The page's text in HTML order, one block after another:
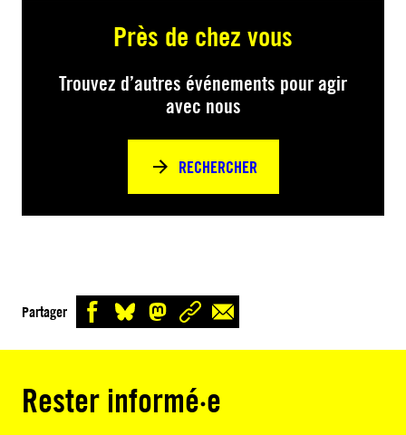
Près de chez vous
Trouvez d’autres événements pour agir
avec nous
RECHERCHER
Partager
Rester informé·e